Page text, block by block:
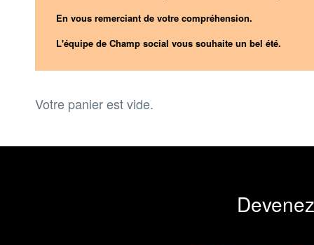
En vous remerciant de votre compréhension.
L'équipe de Champ social vous souhaite un bel été.
Votre panier est vide.